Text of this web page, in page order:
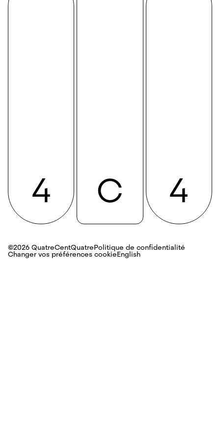
©2026 QuatreCentQuatrePolitique de confidentialité
Changer vos préférences cookieEnglish